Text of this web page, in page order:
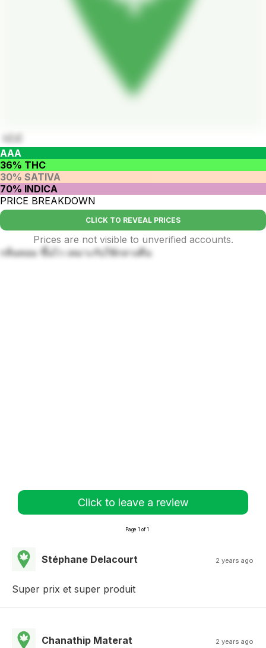
AAA
36% THC
30% SATIVA
70% INDICA
PRICE BREAKDOWN
CLICK TO REVEAL PRICES
Prices are not visible to unverified accounts.
กลิ่นหอม ขึ้นไว เหมาะกับใช้กลางคืน
Click to leave a review
Page 1 of 1
Stéphane Delacourt 2 years ago
Super prix et super produit
Chanathip Materat 2 years ago